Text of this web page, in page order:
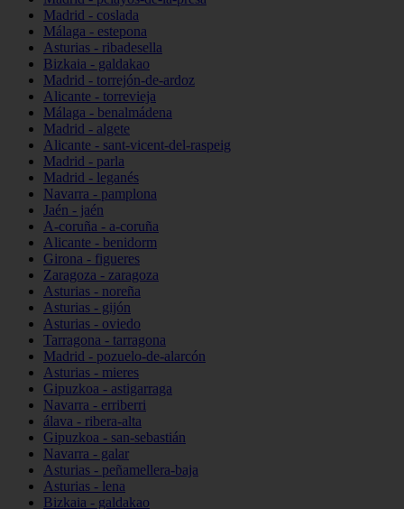
Madrid - coslada
Málaga - estepona
Asturias - ribadesella
Bizkaia - galdakao
Madrid - torrejón-de-ardoz
Alicante - torrevieja
Málaga - benalmádena
Madrid - algete
Alicante - sant-vicent-del-raspeig
Madrid - parla
Madrid - leganés
Navarra - pamplona
Jaén - jaén
A-coruña - a-coruña
Alicante - benidorm
Girona - figueres
Zaragoza - zaragoza
Asturias - noreña
Asturias - gijón
Asturias - oviedo
Tarragona - tarragona
Madrid - pozuelo-de-alarcón
Asturias - mieres
Gipuzkoa - astigarraga
Navarra - erriberri
álava - ribera-alta
Gipuzkoa - san-sebastián
Navarra - galar
Asturias - peñamellera-baja
Asturias - lena
Bizkaia - galdakao